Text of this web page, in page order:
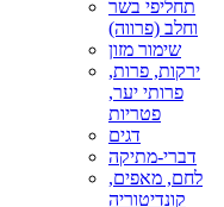
תחליפי בשר
וחלב (פרווה)
שימור מזון
ירקות, פרות,
פרותי יער,
פטריות
דגים
דברי-מתיקה
לחם, מאפים,
קונדיטוריה